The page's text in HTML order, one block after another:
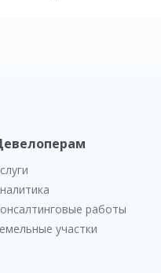
работы
участки